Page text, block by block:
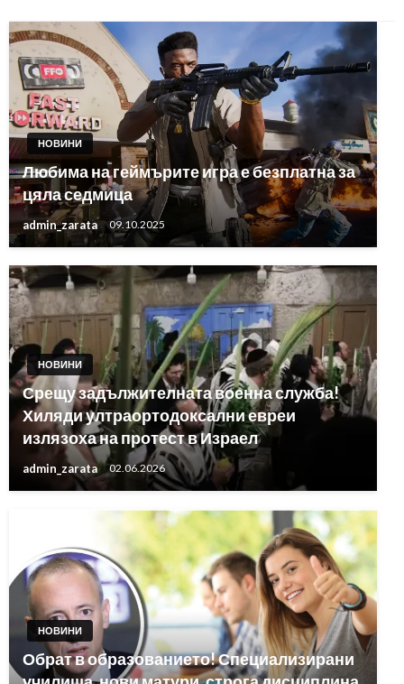
НОВИНИ
Любима на геймърите игра е безплатна за
цяла седмица
admin_zarata 09.10.2025
НОВИНИ
Срещу задължителната военна служба!
Хиляди ултраортодоксални евреи
излязоха на протест в Израел
admin_zarata 02.06.2026
НОВИНИ
Обрат в образованието! Специализирани